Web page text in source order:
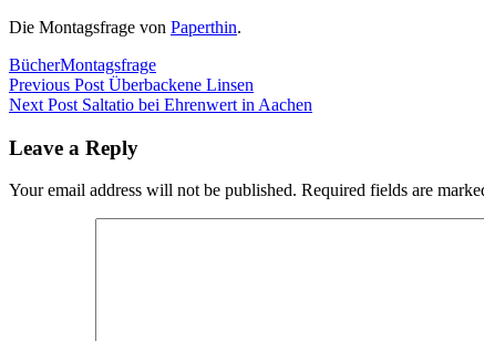
Die Montagsfrage von Paperthin.
BücherMontagsfrage
Post
navigation
Previous Post Überbackene Linsen
Next Post Saltatio bei Ehrenwert in Aachen
Leave a Reply
Your email address will not be published. Required fields are